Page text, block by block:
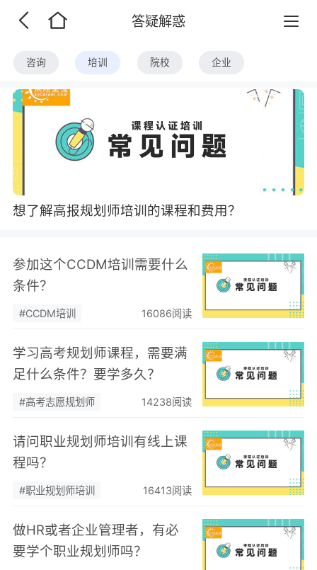
答疑解惑
咨询 培训 院校 企业
想了解高报规划师培训的课程和费用？
参加这个CCDM培训需要什么
条件？
#CCDM培训 16086阅读
学习高考规划师课程，需要满
足什么条件？要学多久？
#高考志愿规划师 14238阅读
请问职业规划师培训有线上课
程吗？
#职业规划师培训 16413阅读
做HR或者企业管理者，有必
要学个职业规划师吗？